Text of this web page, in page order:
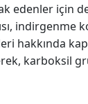
edenler için
indirgenme
hakkında
karboksil